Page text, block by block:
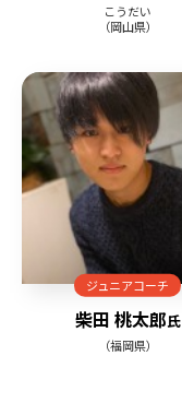
こうだい
（岡山県）
ジュニアコーチ
柴田 桃太郎氏
（福岡県）